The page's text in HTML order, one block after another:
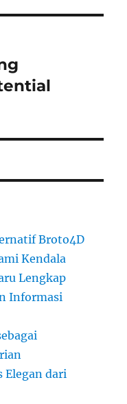
Broto4D
Kendala
Lengkap
Informasi
Elegan dari